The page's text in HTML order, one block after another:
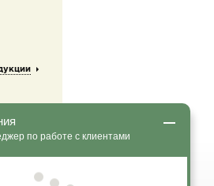
по работе с клиентами